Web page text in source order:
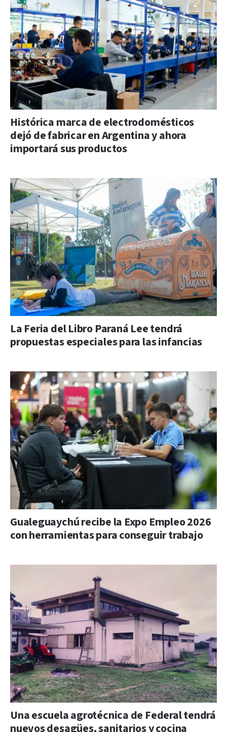
Histórica marca de electrodomésticos
dejó de fabricar en Argentina y ahora
importará sus productos
La Feria del Libro Paraná Lee tendrá
propuestas especiales para las infancias
Gualeguaychú recibe la Expo Empleo 2026
con herramientas para conseguir trabajo
Una escuela agrotécnica de Federal tendrá
nuevos desagües, sanitarios y cocina